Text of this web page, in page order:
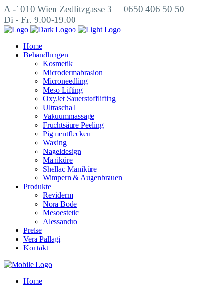
A -1010 Wien Zedlitzgasse 3
0650 406 50 50
Di - Fr: 9:00-19:00
Home
Behandlungen
Kosmetik
Microdermabrasion
Microneedling
Meso Lifting
OxyJet Sauerstofflifting
Ultraschall
Vakuummassage
Fruchtsäure Peeling
Pigmentflecken
Waxing
Nageldesign
Maniküre
Shellac Maniküre
Wimpern & Augenbrauen
Produkte
Reviderm
Nora Bode
Mesoestetic
Alessandro
Preise
Vera Pallagi
Kontakt
Home